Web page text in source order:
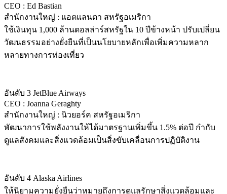
CEO : Ed Bastian
สำนักงานใหญ่ : แอตแลนตา สหรัฐอเมริกา
ใช้เงินทุน 1,000 ล้านดอลล่าร์สหรัฐใน 10 ปีข้างหน้า ปรับเปลี่ยน
วัฒนธรรมอย่างยั่งยืนที่เป็นนโยบายหลักเพื่อเพิ่มความหลาก
หลายทางการท่องเที่ยว
อันดับ 3 JetBlue Airways
CEO : Joanna Geraghty
สำนักงานใหญ่ : นิวยอร์ค สหรัฐอเมริกา
พัฒนาการใช้พลังงานให้ได้มาตรฐานเพิ่มขึ้น 1.5% ต่อปี กำกับ
ดูแลสังคมและสิ่งแวดล้อมเป็นสิ่งขับเคลื่อนการปฏิบัติงาน
อันดับ 4 Alaska Airlines
ให้นิยามความยั่งยืนว่าหมายถึงการดูแลรักษาสิ่งแวดล้อมและ